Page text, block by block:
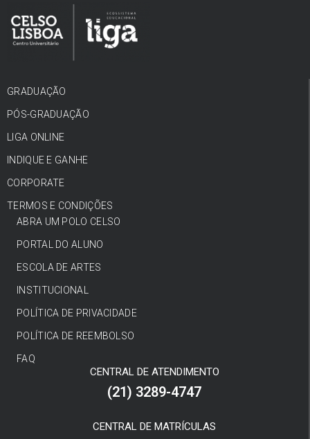
GRADUAÇÃO
PÓS-GRADUAÇÃO
LIGA ONLINE
INDIQUE E GANHE
CORPORATE
TERMOS E CONDIÇÕES
ABRA UM POLO CELSO
PORTAL DO ALUNO
ESCOLA DE ARTES
INSTITUCIONAL
POLÍTICA DE PRIVACIDADE
POLÍTICA DE REEMBOLSO
FAQ
CENTRAL DE ATENDIMENTO
(21) 3289-4747
CENTRAL DE MATRÍCULAS